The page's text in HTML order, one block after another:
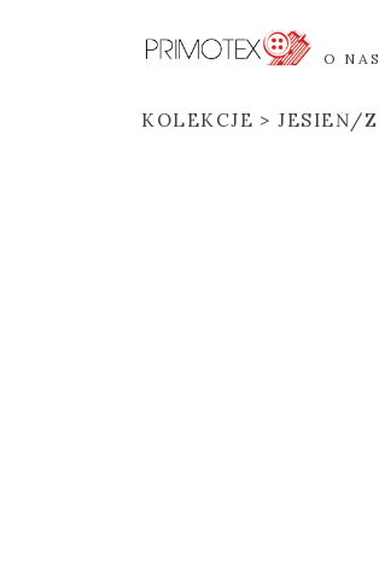
O NAS
KOLEKCJE JESIEŃ/